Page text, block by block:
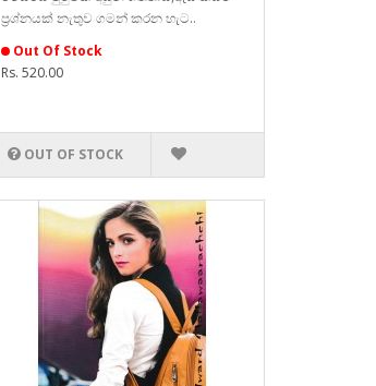
ප්‍රශ්නයක් නැතුව ගමන් කරන හැට..
Out Of Stock
Rs. 520.00
OUT OF STOCK